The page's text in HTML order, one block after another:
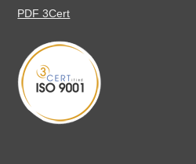
PDF 3Cert